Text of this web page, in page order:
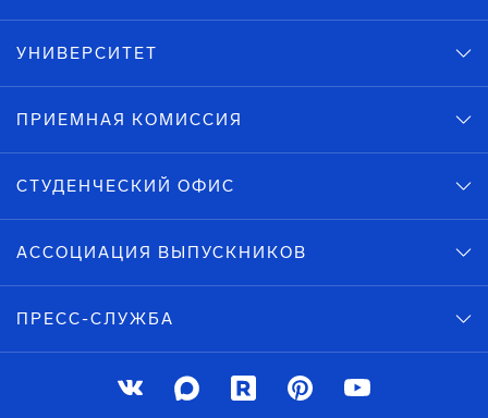
УНИВЕРСИТЕТ
ПРИЕМНАЯ КОМИССИЯ
СТУДЕНЧЕСКИЙ ОФИС
АССОЦИАЦИЯ ВЫПУСКНИКОВ
ПРЕСС-СЛУЖБА